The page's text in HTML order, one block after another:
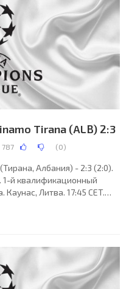
Tirana (ALB) 2:3
787 (0)
Албания) - 2:3 (2:0).
й квалификационный
Каунас, Литва. 17:45 CET.
Сергей Жук (все -
8. Гинтарас Юодяйкис, 9.